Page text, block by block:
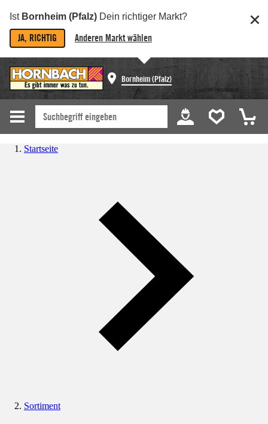
Ist Bornheim (Pfalz) Dein richtiger Markt?
JA, RICHTIG Anderen Markt wählen
Bornheim (Pfalz)
Startseite
Sortiment